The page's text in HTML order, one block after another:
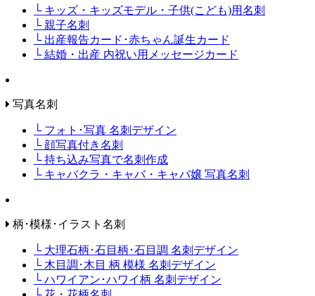
└ キッズ・キッズモデル・子供(こども)用名刺
└ 親子名刺
└ 出産報告カード･赤ちゃん誕生カード
└ 結婚・出産 内祝い用メッセージカード
写真名刺
└ フォト･写真 名刺デザイン
└ 顔写真付き名刺
└ 持ち込み写真で名刺作成
└ キャバクラ・キャバ・キャバ嬢 写真名刺
柄･模様･イラスト名刺
└ 大理石柄･石目柄･石目調 名刺デザイン
└ 木目調･木目 柄 模様 名刺デザイン
└ ハワイアン･ハワイ柄 名刺デザイン